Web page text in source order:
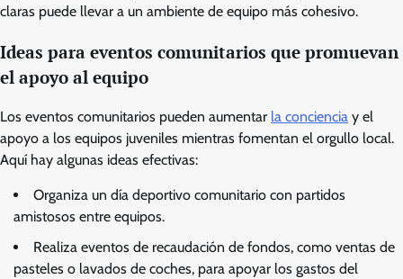
claras puede llevar a un ambiente de equipo más cohesivo.
Ideas para eventos comunitarios que promuevan
el apoyo al equipo
Los eventos comunitarios pueden aumentar la conciencia y el
apoyo a los equipos juveniles mientras fomentan el orgullo local.
Aquí hay algunas ideas efectivas:
Organiza un día deportivo comunitario con partidos
amistosos entre equipos.
Realiza eventos de recaudación de fondos, como ventas de
pasteles o lavados de coches, para apoyar los gastos del